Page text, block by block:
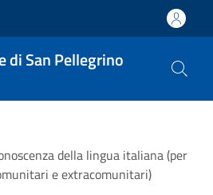
di San Pellegrino
della lingua italiana (per
e extracomunitari)